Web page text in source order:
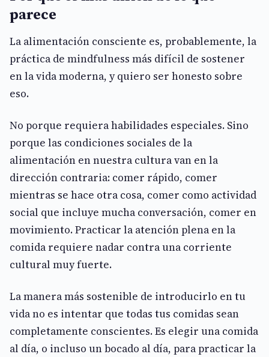
parece
La alimentación consciente es, probablemente, la
práctica de mindfulness más difícil de sostener
en la vida moderna, y quiero ser honesto sobre
eso.
No porque requiera habilidades especiales. Sino
porque las condiciones sociales de la
alimentación en nuestra cultura van en la
dirección contraria: comer rápido, comer
mientras se hace otra cosa, comer como actividad
social que incluye mucha conversación, comer en
movimiento. Practicar la atención plena en la
comida requiere nadar contra una corriente
cultural muy fuerte.
La manera más sostenible de introducirlo en tu
vida no es intentar que todas tus comidas sean
completamente conscientes. Es elegir una comida
al día, o incluso un bocado al día, para practicar la